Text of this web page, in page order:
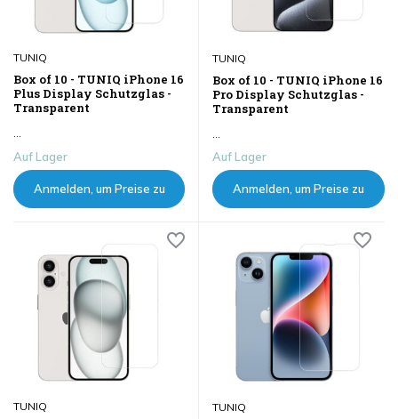
TUNIQ
Box of 10 - TUNIQ iPhone 16
Plus Display Schutzglas -
Transparent
Auf Lager
Anmelden, um Preise zu
TUNIQ
Box of 10 - TUNIQ iPhone 16
Pro Display Schutzglas -
Transparent
Auf Lager
Anmelden, um Preise zu
TUNIQ TUNIQ